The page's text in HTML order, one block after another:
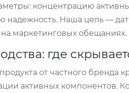
концентрацию
надежность. Наша цель —
маркетинговых обещаниях.
где
от частного бренда
активных компонентов.